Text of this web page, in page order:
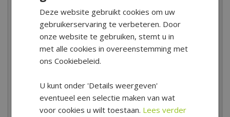
Geef je tuinplanten, het gras en de moestuin de juiste voeding
voor een optimale groei en bloei! Begin met bemesten in het
voorjaar voor een goede start! Heb je advies nodig bij het kopen
van plant verzorgingsproducten? Onze tuinspecialisten helpen
je graag! Kom eens langs in ons tuincentrum voor uitgebreid
Holland, centraal in een driehoek tussen Hoorn, Schagen en
Alkmaar.
Deze website gebruikt cookies om uw
gebruikerservaring te verbeteren. Door
onze website te gebruiken, stemt u in
met alle cookies in overeenstemming met
ons Cookiebeleid.
U kunt onder 'Details weergeven'
eventueel een selectie maken van wat
voor cookies u wilt toestaan. Lees verder